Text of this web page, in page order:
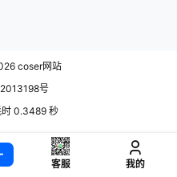
coser网站
号
0.3489 秒
客服 我的